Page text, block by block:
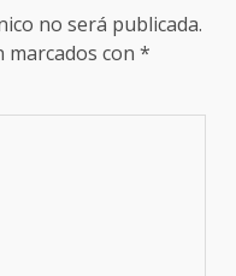
no será publicada.
con *